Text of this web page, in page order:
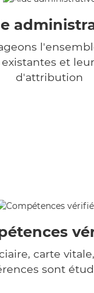
et
d'attribution
carte
sont